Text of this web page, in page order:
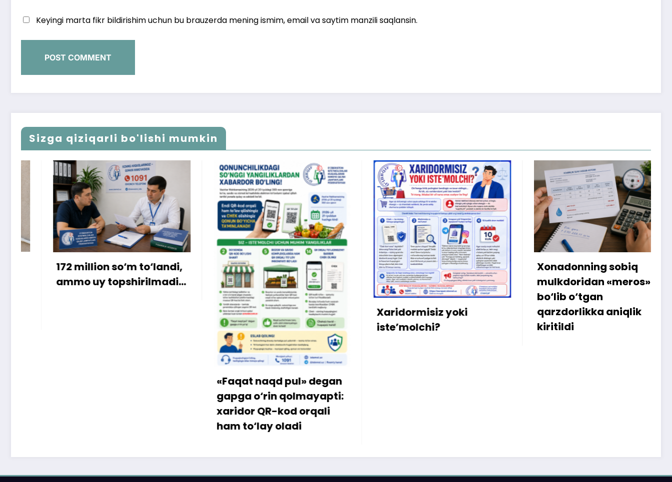
Keyingi marta fikr bildirishim uchun bu brauzerda mening ismim, email va saytim manzili saqlansin.
Sizga qiziqarli bo'lishi mumkin
so‘m to‘landi,
uy topshirilmadi…
«Faqat naqd pul» degan
gapga o‘rin qolmayapti:
xaridor QR-kod orqali
ham to‘lay oladi
Xaridormisiz yoki
iste’molchi?
Xonadonning sobiq
mulkdoridan «meros»
bo‘lib o‘tgan
qarzdorlikka aniqlik
amalga